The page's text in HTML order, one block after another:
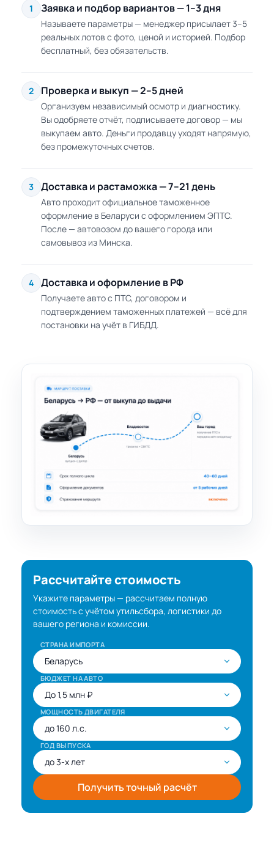
1 Заявка и подбор вариантов — 1–3 дня
Называете параметры — менеджер присылает 3–5
реальных лотов с фото, ценой и историей. Подбор
бесплатный, без обязательств.
2 Проверка и выкуп — 2–5 дней
Организуем независимый осмотр и диагностику.
Вы одобряете отчёт, подписываете договор — мы
выкупаем авто. Деньги продавцу уходят напрямую,
без промежуточных счетов.
3 Доставка и растаможка — 7–21 день
Авто проходит официальное таможенное
оформление в Беларуси с оформлением ЭПТС.
После — автовозом до вашего города или
самовывоз из Минска.
4 Доставка и оформление в РФ
Получаете авто с ПТС, договором и
подтверждением таможенных платежей — всё для
постановки на учёт в ГИБДД.
Рассчитайте стоимость
Укажите параметры — рассчитаем полную
стоимость с учётом утильсбора, логистики до
вашего региона и комиссии.
СТРАНА ИМПОРТА
БЮДЖЕТ НА АВТО
МОЩНОСТЬ ДВИГАТЕЛЯ
ГОД ВЫПУСКА
Получить точный расчёт